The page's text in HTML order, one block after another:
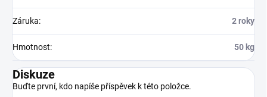
Záruka: 2 roky
Hmotnost: 50 kg
Diskuze
Buďte první, kdo napíše příspěvek k této položce.